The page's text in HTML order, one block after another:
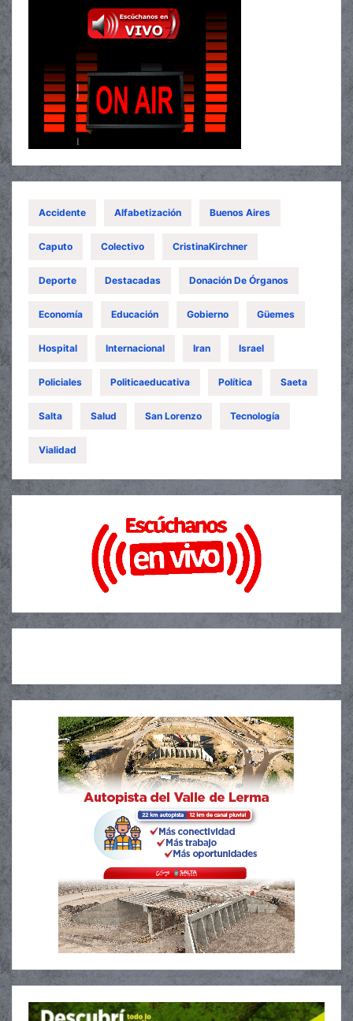
Accidente Alfabetización Buenos Aires
Caputo Colectivo CristinaKirchner
Deporte Destacadas Donación De Órganos
Economía Educación Gobierno Güemes
Hospital Internacional Iran Israel
Policiales Politicaeducativa Política Saeta
Salta Salud San Lorenzo Tecnología
Vialidad